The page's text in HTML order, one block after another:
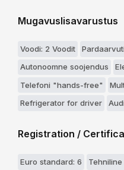
Mugavuslisavarustus
Voodi: 2 Voodit Pardaarvuti
Autonoomne soojendus
Telefoni "hands-free"
Refrigerator for driver
Registration /
Euro standard: 6